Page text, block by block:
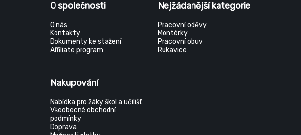
O společnosti
O nás
Kontakty
Dokumenty ke stažení
Affiliate program
Nakupování
Nabídka pro žáky škol a učilišť
Všeobecné obchodní
podmínky
Doprava
Nejžádanější kategorie
Pracovní oděvy
Montérky
Pracovní obuv
Rukavice